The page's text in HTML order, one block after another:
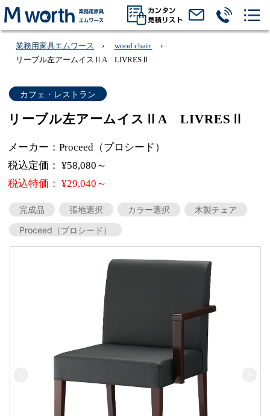
業務用家具エムワース
wood chair
リーブル左アームイスⅡA LIVRESⅡ
カフェ・レストラン
リーブル左アームイスⅡA LIVRESⅡ
メーカー：Proceed（プロシード）
税込定価： ¥58,080～
税込特価： ¥29,040～
完成品 張地選択 カラー選択
木製チェア
Proceed（プロシード）